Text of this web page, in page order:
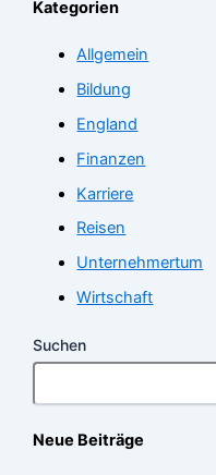
Kategorien
Allgemein
Bildung
England
Finanzen
Karriere
Reisen
Unternehmertum
Wirtschaft
Suchen
Neue Beiträge